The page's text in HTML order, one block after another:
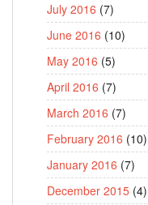
July 2016 (7)
June 2016 (10)
May 2016 (5)
April 2016 (7)
March 2016 (7)
February 2016 (10)
January 2016 (7)
December 2015 (4)